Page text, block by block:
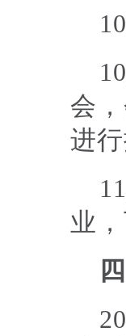
会
进行
业